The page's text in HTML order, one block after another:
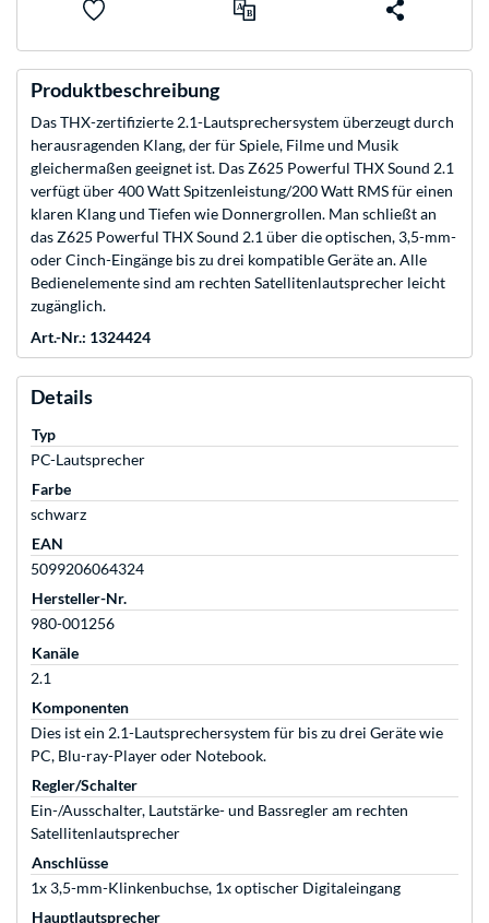
Produktbeschreibung
Das THX-zertifizierte 2.1-Lautsprechersystem überzeugt durch
herausragenden Klang, der für Spiele, Filme und Musik
gleichermaßen geeignet ist. Das Z625 Powerful THX Sound 2.1
verfügt über 400 Watt Spitzenleistung/200 Watt RMS für einen
klaren Klang und Tiefen wie Donnergrollen. Man schließt an
das Z625 Powerful THX Sound 2.1 über die optischen, 3,5-mm-
oder Cinch-Eingänge bis zu drei kompatible Geräte an. Alle
Bedienelemente sind am rechten Satellitenlautsprecher leicht
zugänglich.
Art.-Nr.: 1324424
Details
Typ
PC-Lautsprecher
Farbe
schwarz
EAN
5099206064324
Hersteller-Nr.
980-001256
Kanäle
2.1
Komponenten
Dies ist ein 2.1-Lautsprechersystem für bis zu drei Geräte wie
PC, Blu-ray-Player oder Notebook.
Regler/Schalter
Ein-/Ausschalter, Lautstärke- und Bassregler am rechten
Satellitenlautsprecher
Anschlüsse
1x 3,5-mm-Klinkenbuchse, 1x optischer Digitaleingang
Hauptlautsprecher